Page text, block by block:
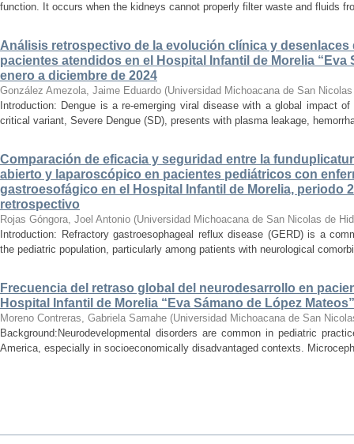
function. It occurs when the kidneys cannot properly filter waste and fluids
Análisis retrospectivo de la evolución clínica y desenlaces
pacientes atendidos en el Hospital Infantil de Morelia “Eva
enero a diciembre de 2024
González Amezola, Jaime Eduardo (Universidad Michoacana de San
Introduction: Dengue is a re-emerging viral disease with a global impact
critical variant, Severe Dengue (SD), presents with plasma leakage,
Comparación de eficacia y seguridad entre la
abierto y laparoscópico en pacientes pediátricos con
gastroesofágico en el Hospital Infantil de Morelia, periodo
retrospectivo
Rojas Góngora, Joel Antonio (Universidad Michoacana de San Nicolas de
Introduction: Refractory gastroesophageal reflux disease (GERD) is a
the pediatric population, particularly among patients with neurological
Frecuencia del retraso global del neurodesarrollo en
Hospital Infantil de Morelia “Eva Sámano de López Mateos”
Moreno Contreras, Gabriela Samahe (Universidad Michoacana de San
Background:Neurodevelopmental disorders are common in pediatric
America, especially in socioeconomically disadvantaged contexts.